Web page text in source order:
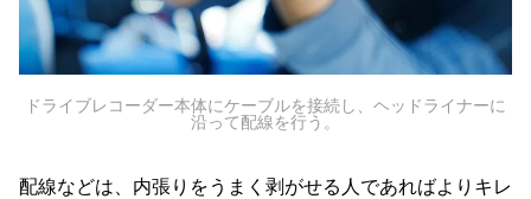
ドライブレコーダー本体にケーブルを接続し、ヘッドライナーに
沿って配線を行う。
配線などは、内張りをうまく剥がせる人であればよりキレ